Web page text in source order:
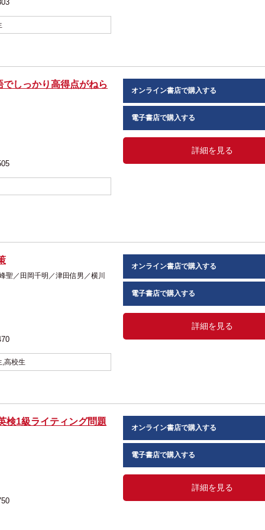
しっかり高得点がねら
オンライン書店で購入する
電子書店で購入する
詳細を見る
／田岡千明／津田信男／横川
,高校生
オンライン書店で購入する
電子書店で購入する
詳細を見る
検1級ライティング問題
オンライン書店で購入する
電子書店で購入する
詳細を見る